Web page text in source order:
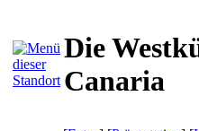
Die
Canaria